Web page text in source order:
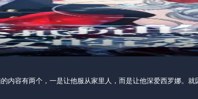
容有两个，一是让他服从家里人，而是让他深爱西罗娜。